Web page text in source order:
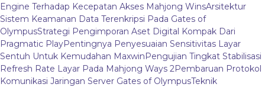
Engine Terhadap Kecepatan Akses Mahjong WinsArsitektur
Sistem Keamanan Data Terenkripsi Pada Gates of
OlympusStrategi Pengimporan Aset Digital Kompak Dari
Pragmatic PlayPentingnya Penyesuaian Sensitivitas Layar
Sentuh Untuk Kemudahan MaxwinPengujian Tingkat Stabilisasi
Refresh Rate Layar Pada Mahjong Ways 2Pembaruan Protokol
Komunikasi Jaringan Server Gates of OlympusTeknik